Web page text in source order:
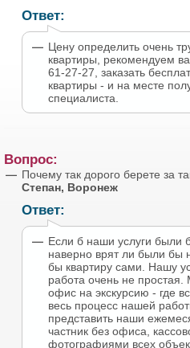
Ответ:
Цену определить очень
квартиры, рекомендуем
61-27-27, заказать
квартиры - и на месте
специалиста.
Вопрос:
Почему так дорого берете за
Степан, Воронеж
Ответ:
Если б наши услуги были
наверно врят ли были бы
бы квартиру сами. Нашу
работа очень не
офис на экскурсию - где
весь процесс нашей
представить наши
частник без офиса,
фотографиями всех